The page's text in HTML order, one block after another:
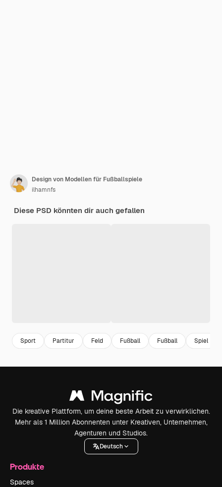
Design von Modellen für Fußballspiele
ilhamnfs
Diese PSD könnten dir auch gefallen
Sport Partitur Feld Fußball Fußball Spiel
Die kreative Plattform, um deine beste Arbeit zu verwirklichen.
Mehr als 1 Million Abonnenten unter Kreativen, Unternehmen,
Agenturen und Studios.
Deutsch
Produkte
Spaces